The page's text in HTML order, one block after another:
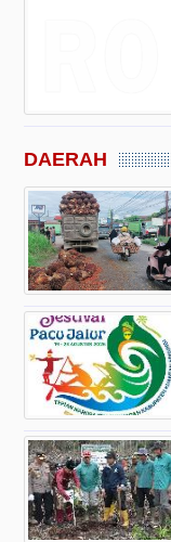
DAERAH